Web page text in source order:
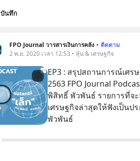
บันทึก
FPO Journal วารสารเงินการคลัง • ติดตาม
2 พ.ย. 2020 เวลา 12:53 • หุ้น & เศรษฐกิจ
EP3 : สรุปสถานการณ์เศ
2563 FPO Journal
พิสิทธิ์ พัวพันธ์ รายการที่จ
เศรษฐกิจล่าสุดให้ฟังเป็น
พัวพันธ์